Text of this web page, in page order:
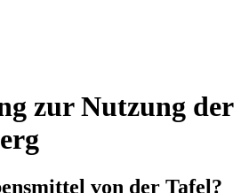
zur Nutzung der
von der Tafel?